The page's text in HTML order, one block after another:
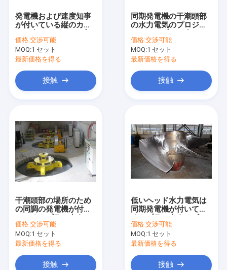
ターゴイン パルス水力タービン
S 型タービン
フランシス水車ランナ
フランジゲートバルブ
フランジのグローブ バルブ
発電機励磁制御系
水力タービン知事
発電機および速度知事
が付いている縦のカプ
ン ハイドロ タービン
価格:交渉可能
MOQ:1 セット
最新価格を得る
接触
同期発電機の干潮頭部
の水力電気のプロジェ
ビン/カプラン Hydrotu
タービン
価格:交渉可能
MOQ:1 セット
最新価格を得る
接触
干潮頭部の場所のため
の同調の発電機が付い
ビン/カプラン ハイドロ
タービン
価格:交渉可能
MOQ:1 セット
最新価格を得る
接触
低いヘッド水力電気は
同期発電機が付いてい
を配置します
価格:交渉可能
MOQ:1 セット
最新価格を得る
接触